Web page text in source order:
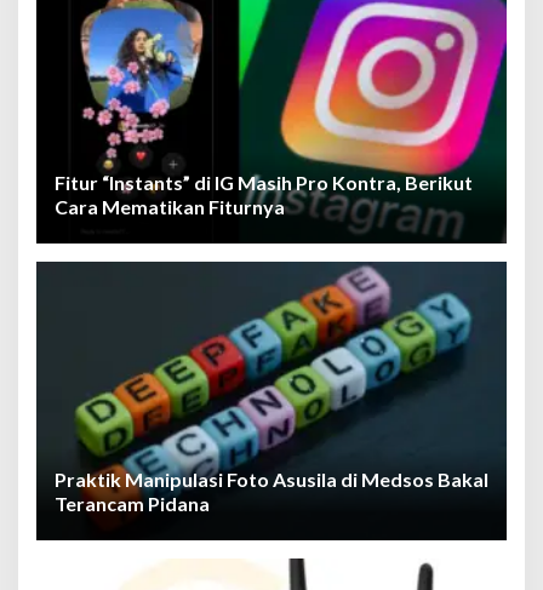
Fitur “Instants” di IG Masih Pro Kontra, Berikut
Cara Mematikan Fiturnya
Praktik Manipulasi Foto Asusila di Medsos Bakal
Terancam Pidana